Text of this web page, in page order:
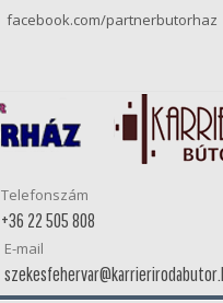
facebook.com/partnerbutorhaz
Telefonszám
+36 22 505 808
E-mail